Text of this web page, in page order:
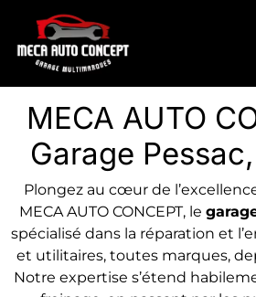
MECA AUTO
Garage
Plongez au cœur de
MECA AUTO CONCEPT, le
spécialisé dans la réparation et
et utilitaires, toutes marques,
Notre expertise s’étend